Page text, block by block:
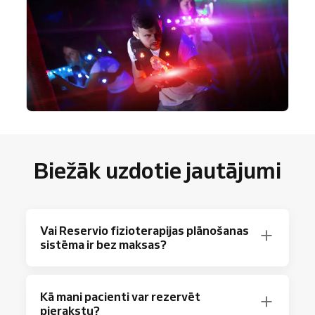
Biežāk uzdotie jautājumi
Vai Reservio fizioterapijas plānošanas
sistēma ir bez maksas?
plānu ar līdz 40 pierakstiem mēnesī un
Kā mani pacienti var rezervēt
pierakstu?